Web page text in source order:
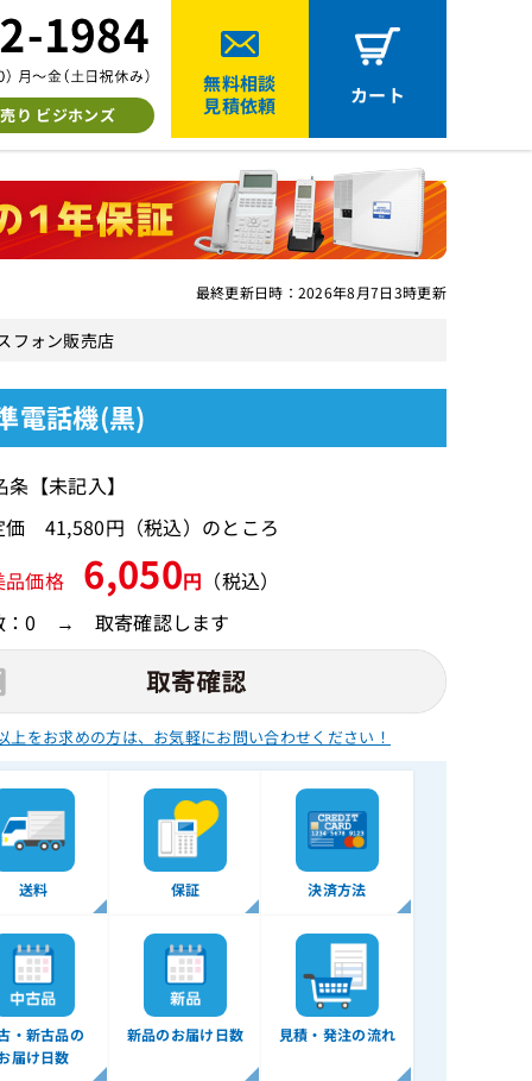
り ビジホンズ
無料相談
見積依頼
カート
最終更新日時：2026年8月7日3時更新
フォン販売店
電話機(黒)
【未記入】
価 41,580円（税込）のところ
品価格 6,050円 （税込）
：0 → 取寄確認します
上をお求めの方は、 お気軽にお問い合わせください！
送料 保証 決済方法
・新古品の
届け日数
新品のお届け日数 見積・発注の流れ